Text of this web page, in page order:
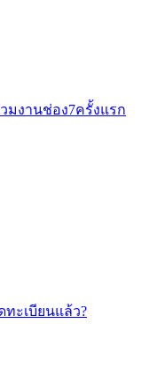
มงานช่อง7ครั้งแรก
ะเบียนแล้ว?